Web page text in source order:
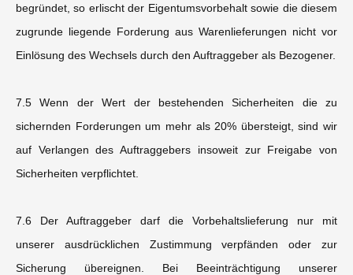
begründet, so erlischt der Eigentumsvorbehalt sowie die diesem
zugrunde liegende Forderung aus Warenlieferungen nicht vor
Einlösung des Wechsels durch den Auftraggeber als Bezogener.
7.5 Wenn der Wert der bestehenden Sicherheiten die zu
sichernden Forderungen um mehr als 20% übersteigt, sind wir
auf Verlangen des Auftraggebers insoweit zur Freigabe von
Sicherheiten verpflichtet.
7.6 Der Auftraggeber darf die Vorbehaltslieferung nur mit
unserer ausdrücklichen Zustimmung verpfänden oder zur
Sicherung übereignen. Bei Beeinträchtigung unserer